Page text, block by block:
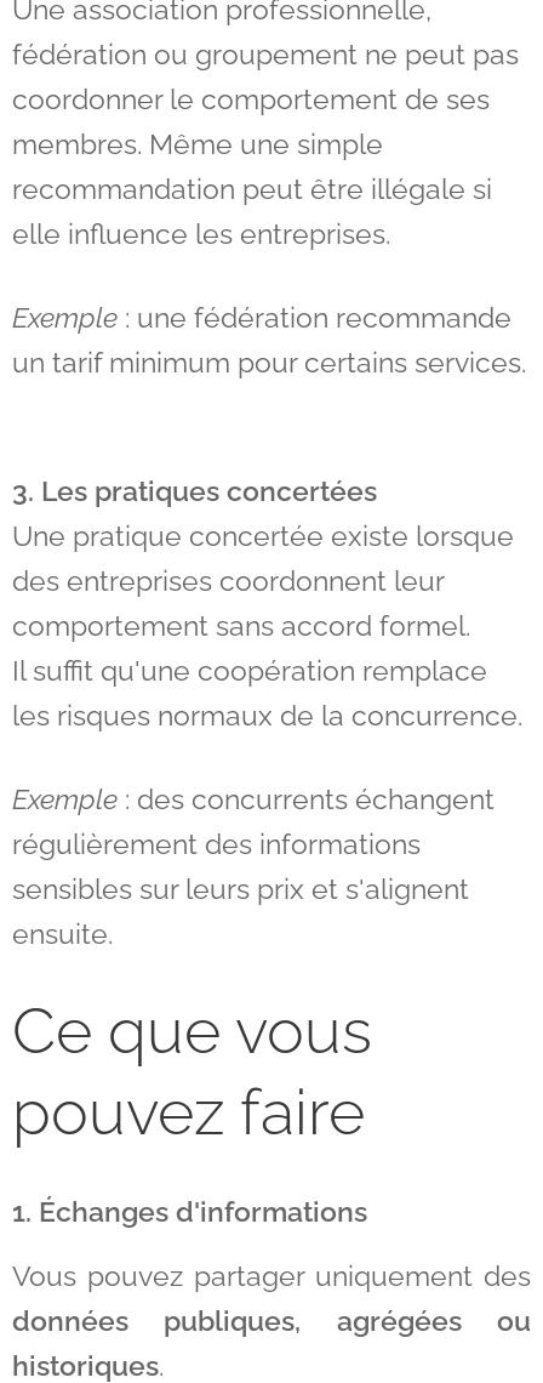
Une association professionnelle,
fédération ou groupement ne peut pas
coordonner le comportement de ses
membres. Même une simple
recommandation peut être illégale si
elle influence les entreprises.
Exemple : une fédération recommande
un tarif minimum pour certains services.
3. Les pratiques concertées
Une pratique concertée existe lorsque
des entreprises coordonnent leur
comportement sans accord formel.
Il suffit qu'une coopération remplace
les risques normaux de la concurrence.
Exemple : des concurrents échangent
régulièrement des informations
sensibles sur leurs prix et s'alignent
ensuite.
Ce que vous
pouvez faire
1. Échanges d'informations
Vous pouvez partager uniquement des
données publiques, agrégées ou
historiques.